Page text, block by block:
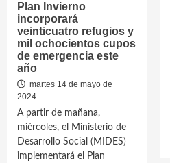
Plan Invierno
incorporará
veinticuatro refugios y
mil ochocientos cupos
de emergencia este
año
martes 14 de mayo de
2024
A partir de mañana,
miércoles, el Ministerio de
Desarrollo Social (MIDES)
implementará el Plan